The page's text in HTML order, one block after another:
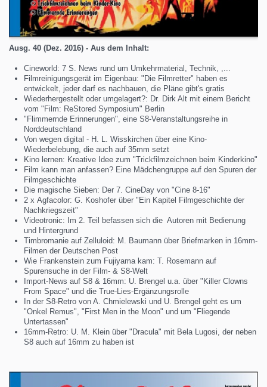
Ausg. 40 (Dez. 2016) - Aus dem Inhalt:
Cineworld: 7 S. News rund um Umkehrmaterial, Technik, ,...
Filmreinigungsgerät im Eigenbau: "Die Filmretter" haben es
entwickelt, jeder darf es nachbauen, die Pläne gibt's gratis
Wiederhergestellt oder umgelagert?: Dr. Dirk Alt mit einem Bericht
vom "Film: ReStored Symposium" Berlin
"Flimmernde Erinnerungen", eine S8-Veranstaltungsreihe in
Norddeutschland
Von wegen digital - H. L. Wisskirchen über eine Kino-
Wiederbelebung, die auch auf 35mm setzt
Kino lernen: Kreative Idee zum "Trickfilmzeichnen beim Kinderkino"
Film kann man anfassen? Eine Mädchengruppe auf den Spuren der
Filmgeschichte
Die magische Sieben: Der 7. CineDay von "Cine 8-16"
2 x Agfacolor: G. Koshofer über "Ein Kapitel Filmgeschichte der
Nachkriegszeit"
Videotronic: Im 2. Teil befassen sich die Autoren mit Bedienung
und Hintergrund
Timbromanie auf Zelluloid: M. Baumann über Briefmarken in 16mm-
Filmen der Deutschen Post
Wie Frankenstein zum Fujiyama kam: T. Rosemann auf
Spurensuche in der Film- & S8-Welt
Import-News auf S8 & 16mm: U. Brengel u.a. über "Killer Clowns
From Space" und die True-Lies-Ergänzungsrolle
In der S8-Retro von A. Chmielewski und U. Brengel geht es um
"Onkel Remus", "First Men in the Moon" und um "Fliegende
Untertassen"
16mm-Retro: U. M. Klein über "Dracula" mit Bela Lugosi, der neben
S8 auch auf 16mm zu haben ist